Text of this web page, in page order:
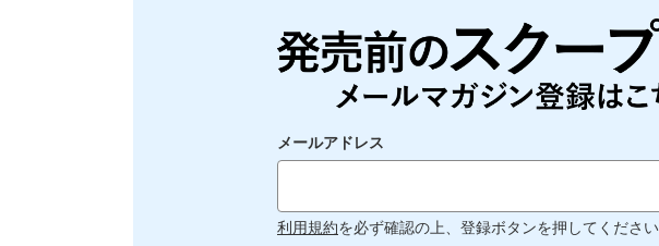
メールアドレス
利用規約を必ず確認の上、登録ボタンを押してください